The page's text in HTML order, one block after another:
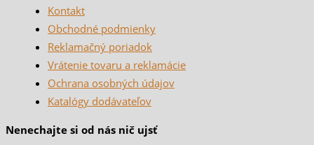
Kontakt
Obchodné podmienky
Reklamačný poriadok
Vrátenie tovaru a reklamácie
Ochrana osobných údajov
Katalógy dodávateľov
Nenechajte si od nás nič ujsť